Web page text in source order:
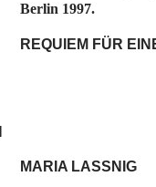
Berlin 1997.
REQUIEM FÜR
MARIA LASSNIG